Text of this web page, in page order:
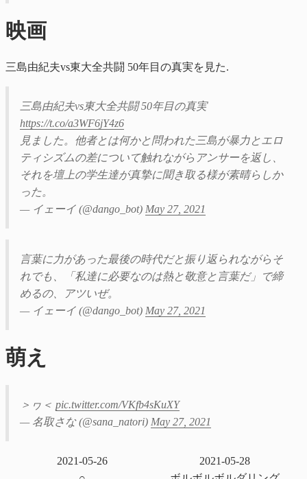
映画
三島由紀夫vs東大全共闘 50年目の真実を見た.
三島由紀夫vs東大全共闘 50年目の真実
https://t.co/a3WF6jY4z6
見ました。他者とは何かと問われた三島が暴力とエロ
ティシズムの差について触れながらアンサーを返し、
それを壇上の学生達が真摯に聞き取る様が素晴らしか
った。
— イェーイ (@dango_bot) May 27, 2021
言葉に力があった最後の時代だと振り返られながらそ
れでも、「私達に必要なのは熱と敬意と言葉だ」で締
めるの、アツいぜ。
— イェーイ (@dango_bot) May 27, 2021
萌え
＞ヮ＜ pic.twitter.com/VKfb4sKuXY
— 名取さな (@sana_natori) May 27, 2021
2021-05-26
2021-05-28